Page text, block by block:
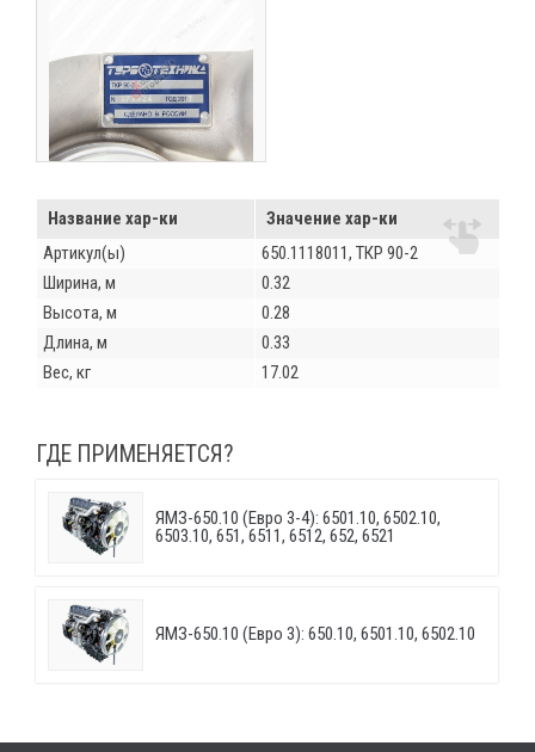
Название хар-ки
Значение хар-ки
Артикул(ы)
650.1118011, ТКР 90-2
Ширина, м
0.32
Высота, м
0.28
Длина, м
0.33
Вес, кг
17.02
ГДЕ ПРИМЕНЯЕТСЯ?
ЯМЗ-650.10 (Евро 3-4): 6501.10, 6502.10,
6503.10, 651, 6511, 6512, 652, 6521
ЯМЗ-650.10 (Евро 3): 650.10, 6501.10, 6502.10